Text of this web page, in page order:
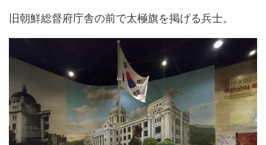
旧朝鮮総督府庁舎の前で太極旗を掲げる兵士。